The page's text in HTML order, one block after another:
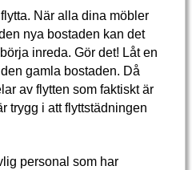
När alla dina möbler
nya bostaden kan det
inreda. Gör det! Låt en
gamla bostaden. Då
av flytten som faktiskt är
trygg i att flyttstädningen
personal som har